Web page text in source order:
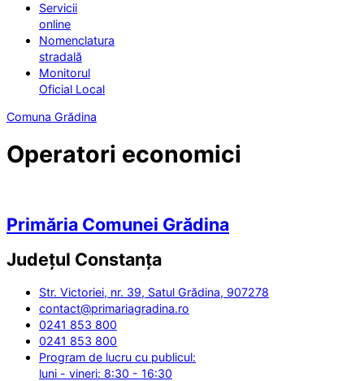
Servicii
online
Nomenclatura
stradală
Monitorul
Oficial Local
Comuna Grădina
Operatori economici
Primăria Comunei Grădina
Județul Constanța
Str. Victoriei, nr. 39, Satul Grădina, 907278
contact@primariagradina.ro
0241 853 800
0241 853 800
Program de lucru cu publicul:
luni - vineri: 8:30 - 16:30